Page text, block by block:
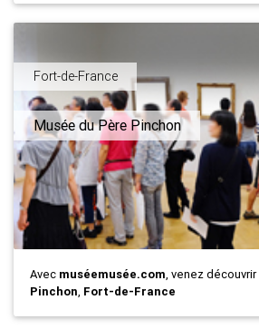
Fort-de-France
Musée du Père Pinchon
Avec muséemusée.com, venez découvrir
Pinchon, Fort-de-France